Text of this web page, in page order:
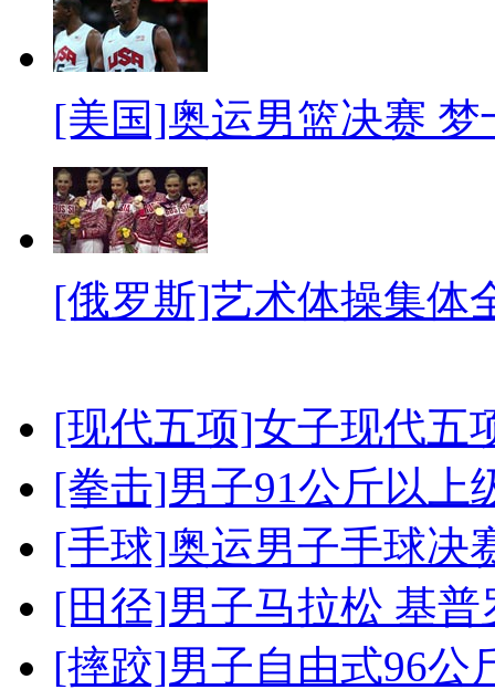
[美国]奥运男篮决赛
[俄罗斯]艺术体操集体
[现代五项]女子现代五
[拳击]男子91公斤以上
[手球]奥运男子手球决
[田径]男子马拉松 基
[摔跤]男子自由式96公